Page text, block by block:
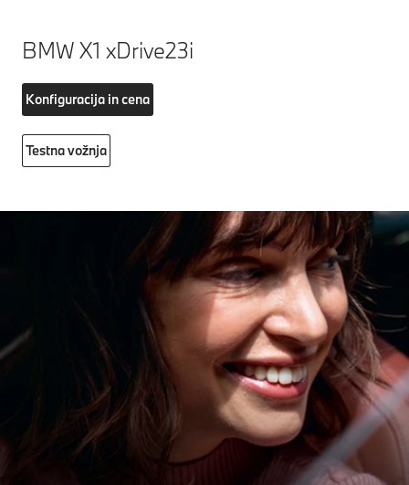
BMW X1 xDrive23i
Konfiguracija in cena
Testna vožnja